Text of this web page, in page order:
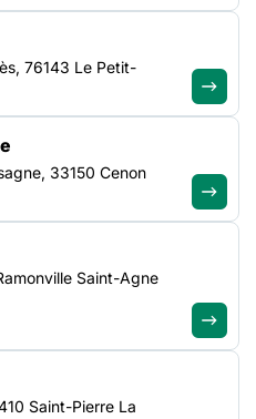
les analyses,
de
76143 Le Petit-
33150 Cenon
Saint-Agne
Saint-Pierre La